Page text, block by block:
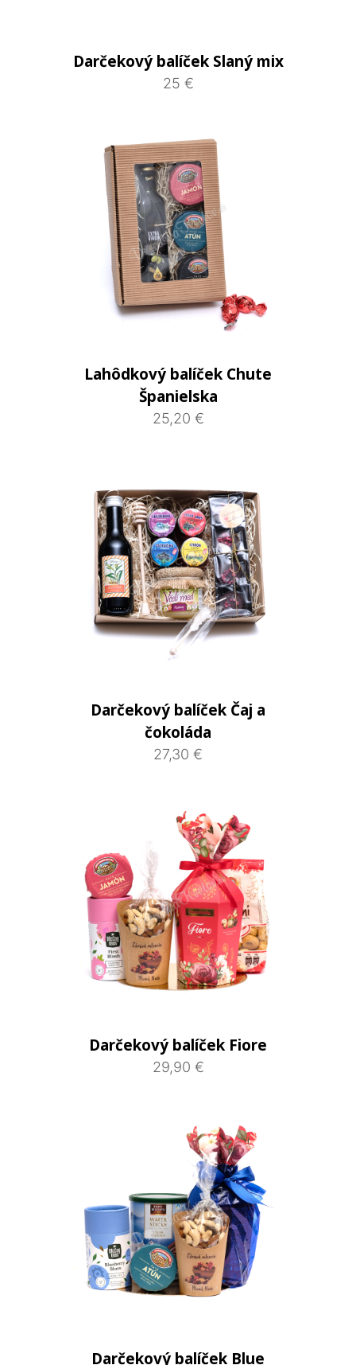
Darčekový balíček Slaný mix
25 €
Lahôdkový balíček Chute
Španielska
25,20 €
Darčekový balíček Čaj a
čokoláda
27,30 €
Darčekový balíček Fiore
29,90 €
Darčekový balíček Blue